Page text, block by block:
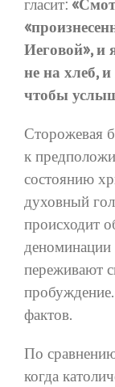
Иеговой», и
не на хлеб,
чтобы
Сторожевая
к
состоянию
духовный
происходит
деноминации
переживают
фактов.
По
когда